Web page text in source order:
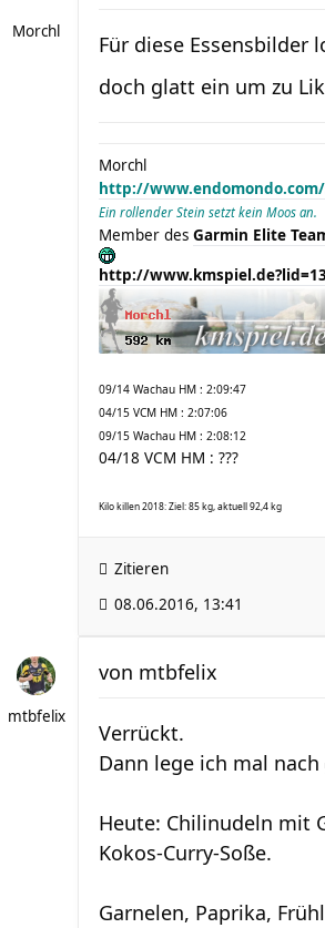
Morchl
Für diese Essensbilder
doch glatt ein um zu
Morchl
http://
Ein rollender Stein setzt kein Moos an.
Member des Garmin Elite
http://
09/14 Wachau HM : 2:09:47
04/15 VCM HM : 2:07:06
09/15 Wachau HM : 2:08:12
04/18 VCM HM : ???
Kilo killen 2018: Ziel: 85 kg, aktuell 92,4 kg
Zitieren
08.06.2016, 13:41
mtbfelix
von mtbfelix
Verrückt.
Dann lege ich mal nach
Heute: Chilinudeln mit
Kokos-Curry-Soße.
Garnelen, Paprika,